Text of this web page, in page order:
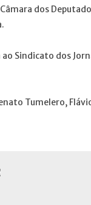
dos
Sindicato dos
Tumelero,